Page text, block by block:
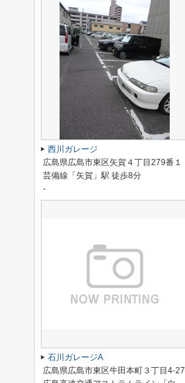
西川ガレージ
広島県広島市東区矢賀４丁目279番１
芸備線「矢賀」駅 徒歩8分
-
石川ガレージA
広島県広島市東区牛田本町３丁目4-27